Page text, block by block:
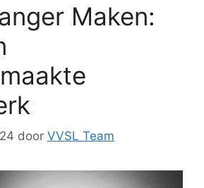
Maken:
door VVSL Team